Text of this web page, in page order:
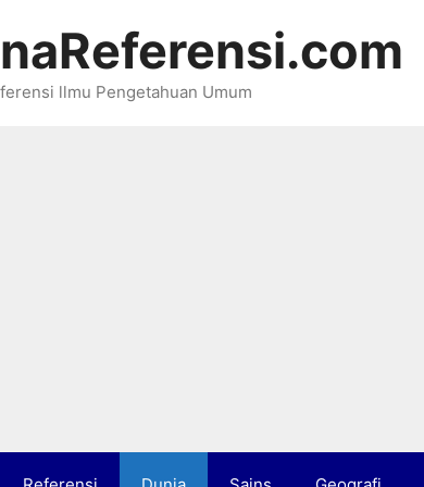
llmu Pengetahuan Umum